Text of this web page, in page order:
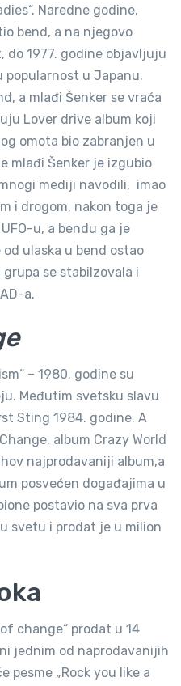
Naredne godine,
bend, a na njegovo
do 1977. godine objavljuju
popularnost u Japanu.
a mlađi Šenker se vraća
Lover drive album koji
omota bio zabranjen u
mlađi Šenker je izgubio
mediji navodili, imao
i drogom, nakon toga je
u, a bendu ga je
ulaska u bend ostao
se stabilzovala i
a.
– 1980. godine su
Međutim svetsku slavu
Sting 1984. godine. A
album Crazy World
najprodavaniji album,a
posvećen događajima u
postavio na sva prva
svetu i prodat je u milion
change“ prodat u 14
jednim od naprodavanijih
pesme „Rock you like a